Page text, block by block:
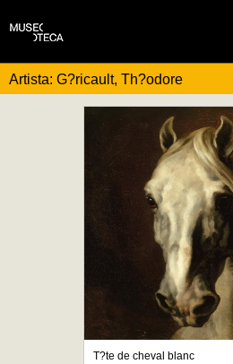
Artista: G?ricault, Th?odore
T?te de cheval blanc